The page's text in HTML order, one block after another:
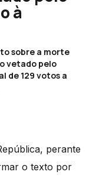
à
sobre a morte
vetado pelo
de 129 votos a
perante
o texto por